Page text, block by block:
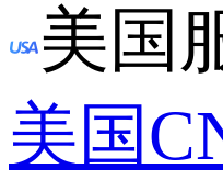
美国
美国